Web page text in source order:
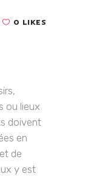
0 LIKES
ou lieux
doivent
en
de
y est